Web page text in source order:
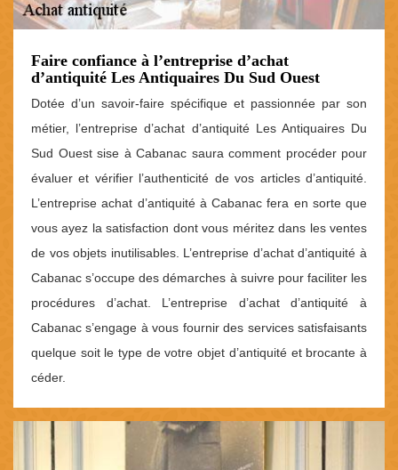
Faire confiance à l’entreprise d’achat
d’antiquité Les Antiquaires Du Sud Ouest
Dotée d’un savoir-faire spécifique et passionnée par son
métier, l’entreprise d’achat d’antiquité Les Antiquaires Du
Sud Ouest sise à Cabanac saura comment procéder pour
évaluer et vérifier l’authenticité de vos articles d’antiquité.
L’entreprise achat d’antiquité à Cabanac fera en sorte que
vous ayez la satisfaction dont vous méritez dans les ventes
de vos objets inutilisables. L’entreprise d’achat d’antiquité à
Cabanac s’occupe des démarches à suivre pour faciliter les
procédures d’achat. L’entreprise d’achat d’antiquité à
Cabanac s’engage à vous fournir des services satisfaisants
quelque soit le type de votre objet d’antiquité et brocante à
céder.